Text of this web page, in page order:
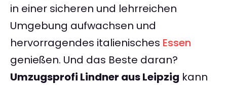
in einer sicheren und lehrreichen
Umgebung aufwachsen und
hervorragendes italienisches Essen
genießen. Und das Beste daran?
Umzugsprofi Lindner aus Leipzig kann